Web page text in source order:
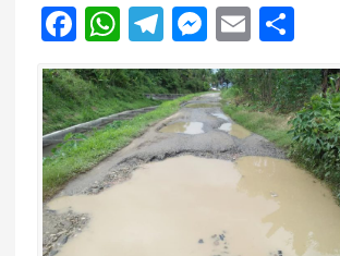
F
a
c
e
b
o
o
W
h
a
ts
A
p
T
el
e
g
r
M
e
ss
e
n
er
E
m
ai
l
h
a
re